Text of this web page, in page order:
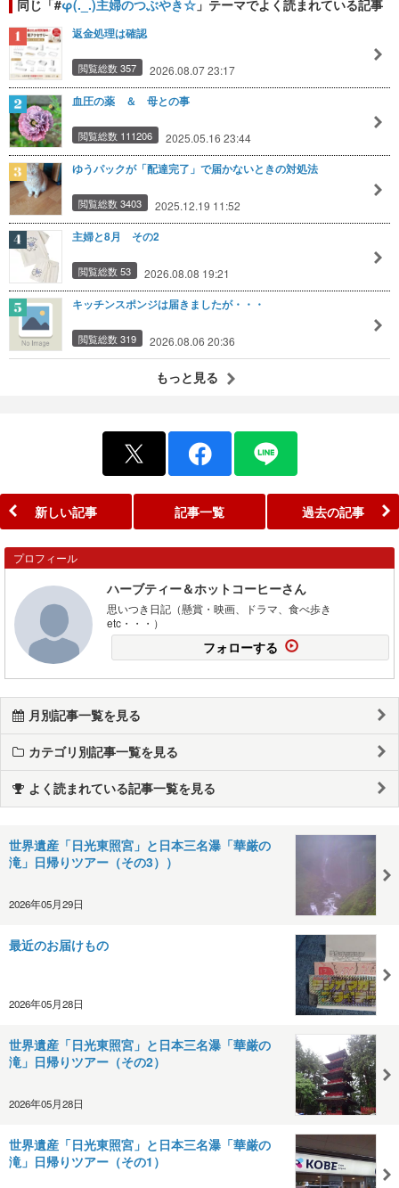
同じ「#φ(._.)主婦のつぶやき☆ 」テーマでよく読まれている記事
返金処理は確認
閲覧総数 357 2026.08.07 23:17
血圧の薬 ＆ 母との事
閲覧総数 111206 2025.05.16 23:44
ゆうパックが「配達完了」で届かないときの対処法
閲覧総数 3403 2025.12.19 11:52
主婦と8月 その2
閲覧総数 53 2026.08.08 19:21
キッチンスポンジは届きましたが・・・
閲覧総数 319 2026.08.06 20:36
もっと見る
新しい記事 記事一覧 過去の記事
プロフィール
ハーブティー＆ホットコーヒーさん
思いつき日記（懸賞・映画、ドラマ、食べ歩き
etc・・・）
フォローする
月別記事一覧を見る
カテゴリ別記事一覧を見る
よく読まれている記事一覧を見る
世界遺産「日光東照宮」と日本三名瀑「華厳の
滝」日帰りツアー（その3））
2026年05月29日
最近のお届けもの
2026年05月28日
世界遺産「日光東照宮」と日本三名瀑「華厳の
滝」日帰りツアー（その2）
2026年05月28日
世界遺産「日光東照宮」と日本三名瀑「華厳の
滝」日帰りツアー（その1）